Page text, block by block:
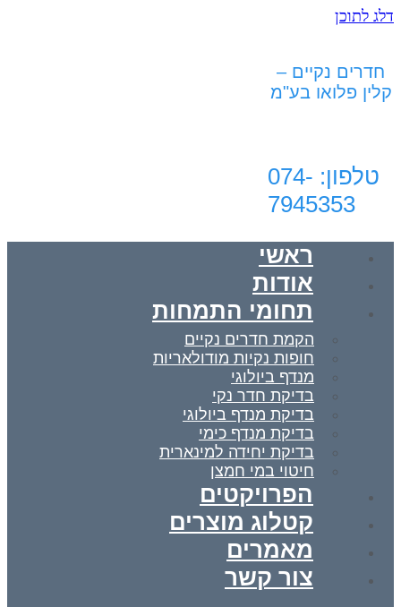
דלג לתוכן
חדרים נקיים –
קלין פלואו בע"מ
טלפון: 074-
7945353‬‏
ראשי
אודות
תחומי התמחות
הקמת חדרים נקיים
חופות נקיות מודולאריות
מנדף ביולוגי
בדיקת חדר נקי
בדיקת מנדף ביולוגי
בדיקת מנדף כימי
בדיקת יחידה למינארית
חיטוי במי חמצן
הפרויקטים
קטלוג מוצרים
מאמרים
צור קשר